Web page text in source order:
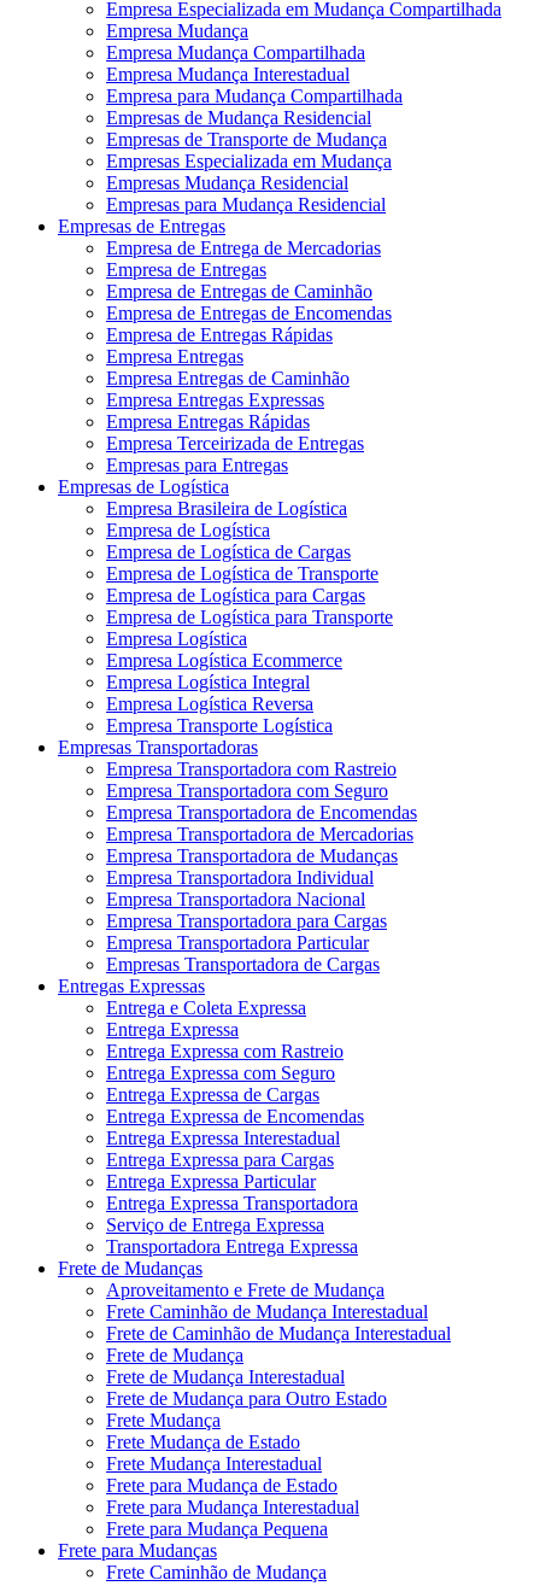
Empresa Especializada em Mudança Compartilhada
Empresa Mudança
Empresa Mudança Compartilhada
Empresa Mudança Interestadual
Empresa para Mudança Compartilhada
Empresas de Mudança Residencial
Empresas de Transporte de Mudança
Empresas Especializada em Mudança
Empresas Mudança Residencial
Empresas para Mudança Residencial
Empresas de Entregas
Empresa de Entrega de Mercadorias
Empresa de Entregas
Empresa de Entregas de Caminhão
Empresa de Entregas de Encomendas
Empresa de Entregas Rápidas
Empresa Entregas
Empresa Entregas de Caminhão
Empresa Entregas Expressas
Empresa Entregas Rápidas
Empresa Terceirizada de Entregas
Empresas para Entregas
Empresas de Logística
Empresa Brasileira de Logística
Empresa de Logística
Empresa de Logística de Cargas
Empresa de Logística de Transporte
Empresa de Logística para Cargas
Empresa de Logística para Transporte
Empresa Logística
Empresa Logística Ecommerce
Empresa Logística Integral
Empresa Logística Reversa
Empresa Transporte Logística
Empresas Transportadoras
Empresa Transportadora com Rastreio
Empresa Transportadora com Seguro
Empresa Transportadora de Encomendas
Empresa Transportadora de Mercadorias
Empresa Transportadora de Mudanças
Empresa Transportadora Individual
Empresa Transportadora Nacional
Empresa Transportadora para Cargas
Empresa Transportadora Particular
Empresas Transportadora de Cargas
Entregas Expressas
Entrega e Coleta Expressa
Entrega Expressa
Entrega Expressa com Rastreio
Entrega Expressa com Seguro
Entrega Expressa de Cargas
Entrega Expressa de Encomendas
Entrega Expressa Interestadual
Entrega Expressa para Cargas
Entrega Expressa Particular
Entrega Expressa Transportadora
Serviço de Entrega Expressa
Transportadora Entrega Expressa
Frete de Mudanças
Aproveitamento e Frete de Mudança
Frete Caminhão de Mudança Interestadual
Frete de Caminhão de Mudança Interestadual
Frete de Mudança
Frete de Mudança Interestadual
Frete de Mudança para Outro Estado
Frete Mudança
Frete Mudança de Estado
Frete Mudança Interestadual
Frete para Mudança de Estado
Frete para Mudança Interestadual
Frete para Mudança Pequena
Frete para Mudanças
Frete Caminhão de Mudança